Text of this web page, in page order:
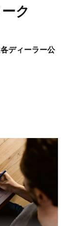
ク
ディーラー公